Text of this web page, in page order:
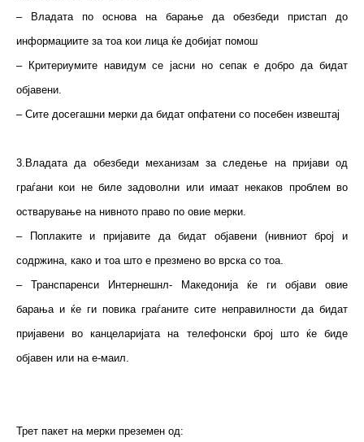
– Владата по основа на барање да обезбеди пристап до
информациите за тоа кои лица ќе добијат помош
– Критериумите навидум се јасни но сепак е добро да бидат
објавени.
– Сите досегашни мерки да бидат опфатени со посебен извештај
3.Владата да обезбеди механизам за следење на пријави од
граѓани кои не биле задоволни или имаат некаков проблем во
остварување на нивното право по овие мерки.
– Поплаките и пријавите да бидат објавени (нивниот број и
содржина, како и тоа што е презмено во врска со тоа.
– Транспаренси Интернешнл- Македонија ќе ги објави овие
барања и ќе ги повика граѓаните сите неправилности да бидат
пријавени во канцеларијата на телефонски број што ќе биде
објавен или на е-маил.
Трет пакет на мерки преземен од: